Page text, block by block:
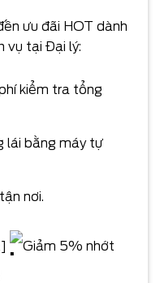
ưu đãi HOT dành
vụ tại Đại lý:
kiểm tra tổng
lái bằng máy tự
nơi.
Giảm 5% nhớt